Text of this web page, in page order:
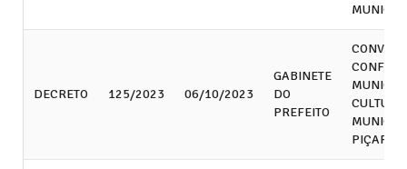
DECRETO 125/2023 06/10/2023
GABINETE
DO
PREFEITO